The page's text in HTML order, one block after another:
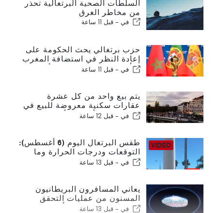
السلطات الصحية البرتغالية تحذر
من مخاطر الغرق
في - قبل 11 ساعة
حزب برتغالي يحث الحكومة على
إعادة النظر في استضافة المغرب
في - قبل 11 ساعة
يتم بيع واحد من كل عشرة
عقارات سكنية معروضة للبيع في
البرتغال في أقل من أسبوع
في - قبل 12 ساعة
طقس البرتغال اليوم (6 أغسطس):
التوقعات ودرجات الحرارة وما
يمكن توقعه
في - قبل 13 ساعة
يعاني المسافرون البريطانيون
المسنون من عمليات التحقق
الجديدة من بصمات الأصابع في
في - قبل 13 ساعة